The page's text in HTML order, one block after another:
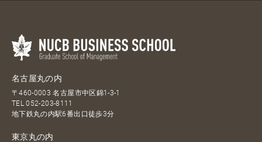
名古屋丸の内
〒460-0003 名古屋市中区錦1-3-1
TEL052-203-8111
地下鉄丸の内駅6番出口徒歩3分
東京丸の内